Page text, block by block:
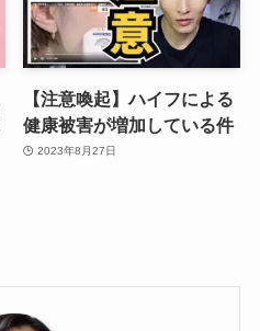
【注意喚起】ハイフによる
健康被害が増加している件
2023年8月27日